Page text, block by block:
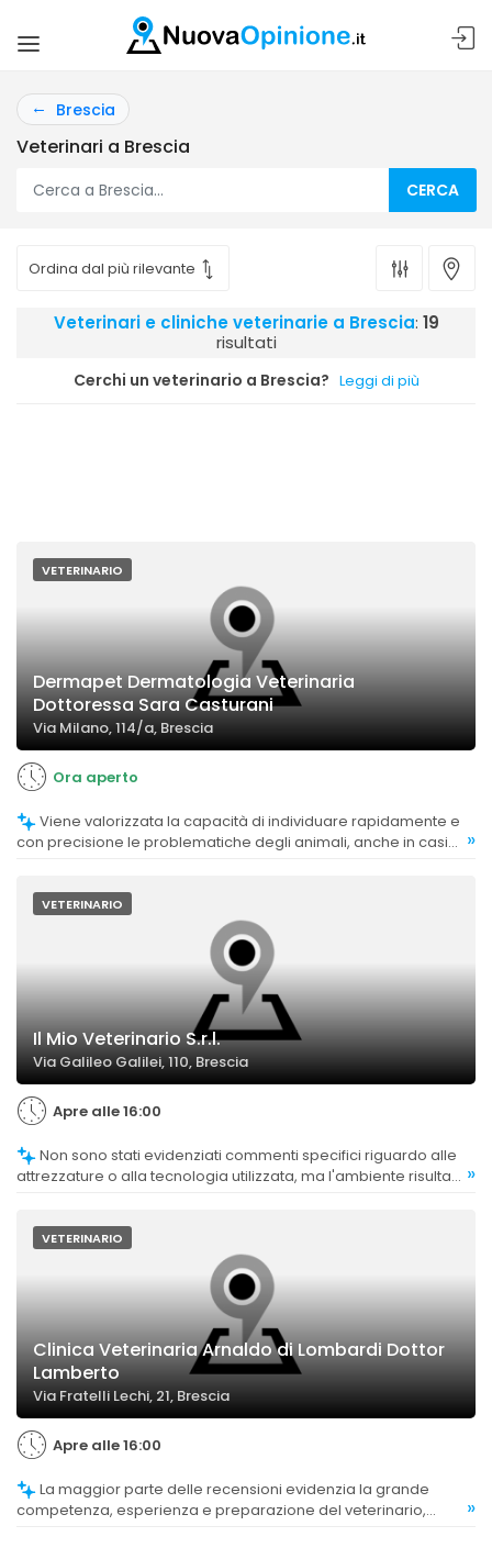
Brescia
Veterinari a Brescia
CERCA
Veterinari e cliniche veterinarie a Brescia: 19
risultati
Cerchi un veterinario a Brescia? Leggi di più
VETERINARIO
Dermapet Dermatologia Veterinaria
Dottoressa Sara Casturani
Via Milano, 114/a, Brescia
Ora aperto
con precisione le problematiche degli animali, anche in casi
»
VETERINARIO
Il Mio Veterinario S.r.l.
Via Galileo Galilei, 110, Brescia
Apre alle 16:00
attrezzature o alla tecnologia utilizzata, ma l'ambiente risulta
»
VETERINARIO
Clinica Veterinaria Arnaldo di Lombardi Dottor
Lamberto
Via Fratelli Lechi, 21, Brescia
Apre alle 16:00
competenza, esperienza e preparazione del veterinario,
»